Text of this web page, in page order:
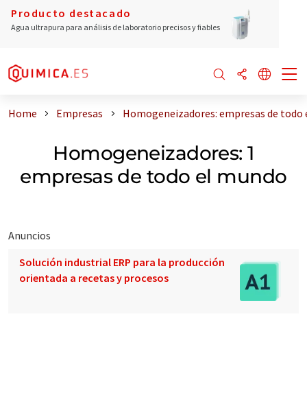
Producto destacado
Agua ultrapura para análisis de laboratorio precisos y fiables
Home Empresas Homogeneizadores: empresas de todo
Homogeneizadores: 1
empresas de todo el mundo
Anuncios
Solución industrial ERP para la producción
orientada a recetas y procesos